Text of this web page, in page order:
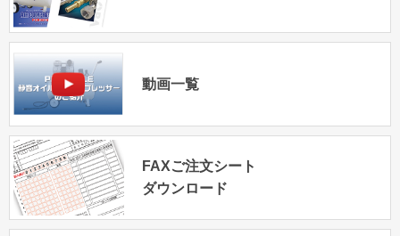
動画一覧
FAXご注文シート
ダウンロード